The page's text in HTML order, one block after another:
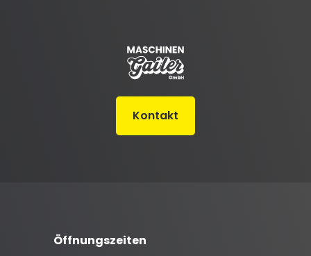
Kontakt
Öffnungszeiten